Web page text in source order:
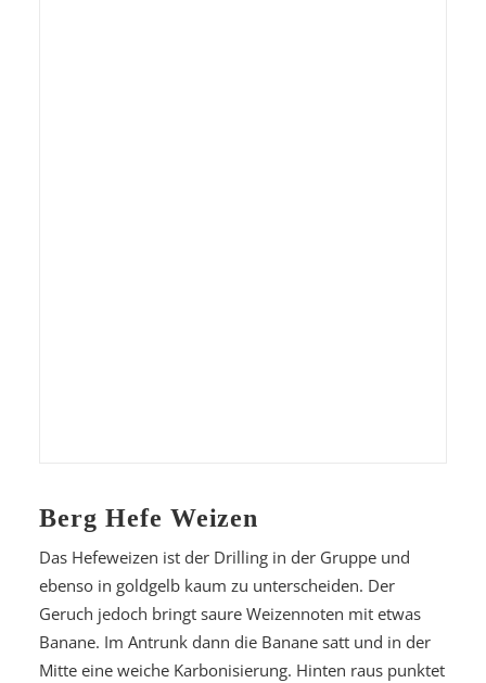
Berg Hefe Weizen
Das Hefeweizen ist der Drilling in der Gruppe und
ebenso in goldgelb kaum zu unterscheiden. Der
Geruch jedoch bringt saure Weizennoten mit etwas
Banane. Im Antrunk dann die Banane satt und in der
Mitte eine weiche Karbonisierung. Hinten raus punktet